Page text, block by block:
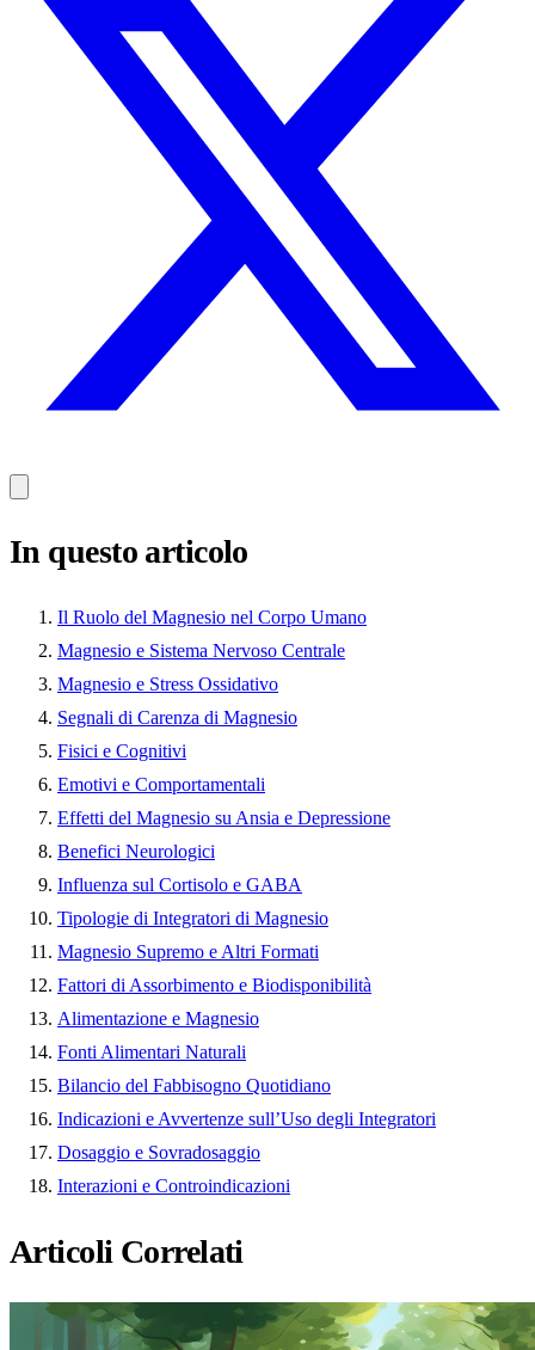
In questo articolo
Il Ruolo del Magnesio nel Corpo Umano
Magnesio e Sistema Nervoso Centrale
Magnesio e Stress Ossidativo
Segnali di Carenza di Magnesio
Fisici e Cognitivi
Emotivi e Comportamentali
Effetti del Magnesio su Ansia e Depressione
Benefici Neurologici
Influenza sul Cortisolo e GABA
Tipologie di Integratori di Magnesio
Magnesio Supremo e Altri Formati
Fattori di Assorbimento e Biodisponibilità
Alimentazione e Magnesio
Fonti Alimentari Naturali
Bilancio del Fabbisogno Quotidiano
Indicazioni e Avvertenze sull’Uso degli Integratori
Dosaggio e Sovradosaggio
Interazioni e Controindicazioni
Articoli Correlati